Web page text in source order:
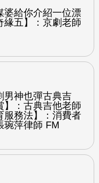
婆給你介紹一位漂
緣五】：京劇老師
男神也彈古典吉
】：古典吉他老師
服務法】：消費者
琬萍律師 FM